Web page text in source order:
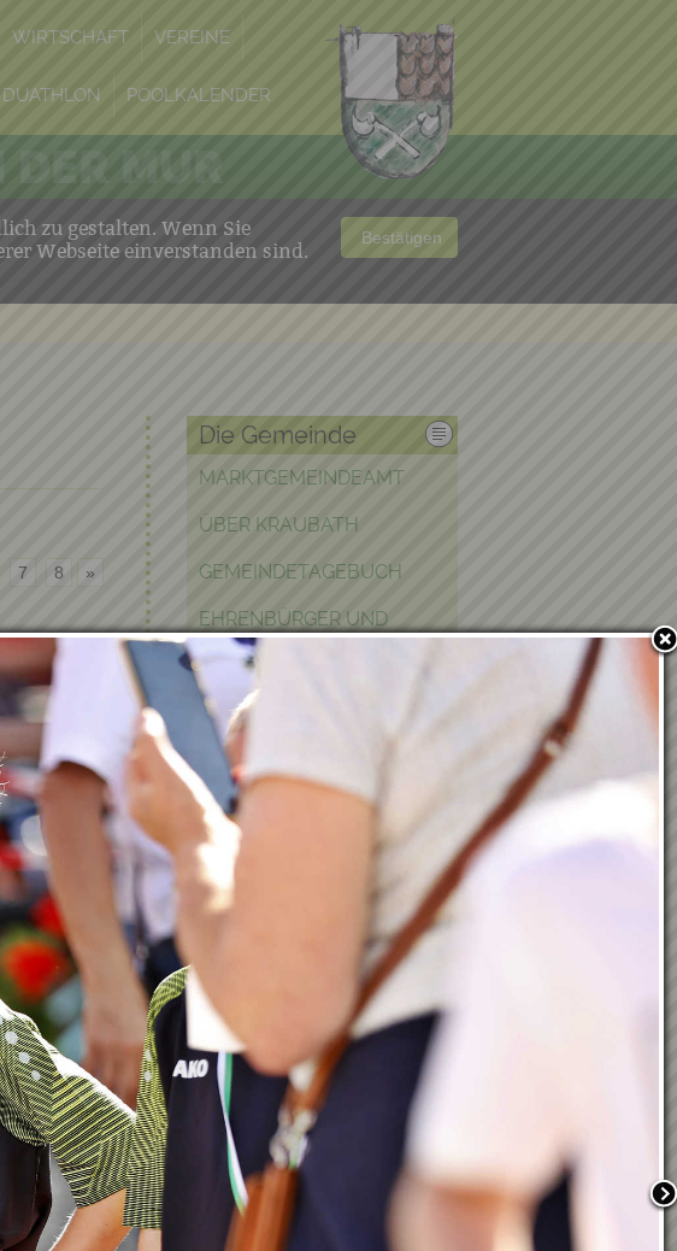
WIRTSCHAFT VEREINE
DUATHLON POOLKALENDER
MUR
zu gestalten. Wenn Sie
Webseite einverstanden sind.
Bestätigen
»
7 8
Die Gemeinde
MARKTGEMEINDEAMT
ÜBER KRAUBATH
GEMEINDETAGEBUCH
EHRENBÜRGER UND
EHRENRINGTRÄGER
POLITIK IN KRAUBATH
BAUEN & WOHNEN
PFARRE
PARTNERGEMEINDE
FOTOGALERIE